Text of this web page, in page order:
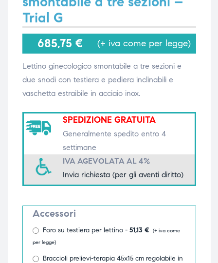
Trial G
685,75 € (+ iva come per legge)
Lettino ginecologico smontabile a tre sezioni e
due snodi con testiera e pediera inclinabili e
vaschetta estraibile in acciaio inox.
SPEDIZIONE GRATUITA
Generalmente spedito entro 4
settimane
IVA AGEVOLATA AL 4%
Invia richiesta (per gli aventi diritto)
Accessori
Foro su testiera per lettino - 51,13 € (+ iva come
per legge)
Braccioli prelievi-terapia 45x15 cm regolabile in